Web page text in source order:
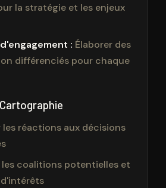
la stratégie et les enjeux
: Élaborer des
différenciés pour chaque
réactions aux décisions
coalitions potentielles et